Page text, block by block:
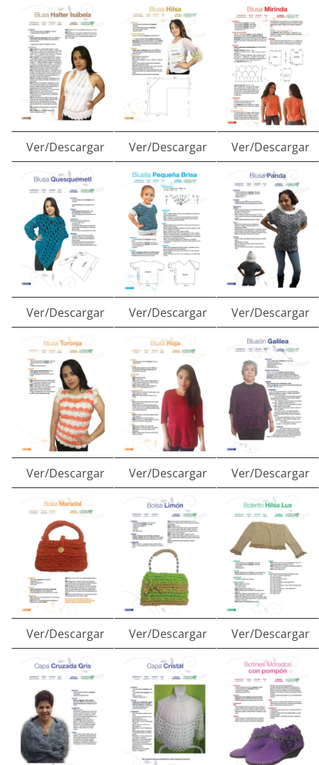
Ver/Descargar Ver/Descargar Ver/Descargar
Ver/Descargar Ver/Descargar Ver/Descargar
Ver/Descargar Ver/Descargar Ver/Descargar
Ver/Descargar Ver/Descargar Ver/Descargar